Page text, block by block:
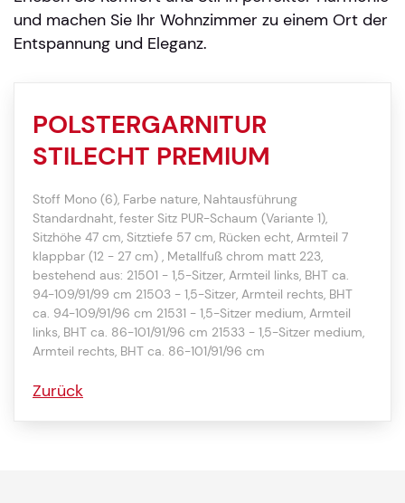
und machen Sie Ihr Wohnzimmer zu einem Ort der
Entspannung und Eleganz.
POLSTERGARNITUR
STILECHT PREMIUM
Stoff Mono (6), Farbe nature, Nahtausführung
Standardnaht, fester Sitz PUR-Schaum (Variante 1),
Sitzhöhe 47 cm, Sitztiefe 57 cm, Rücken echt, Armteil 7
klappbar (12 - 27 cm) , Metallfuß chrom matt 223,
bestehend aus: 21501 - 1,5-Sitzer, Armteil links, BHT ca.
94-109/91/99 cm 21503 - 1,5-Sitzer, Armteil rechts, BHT
ca. 94-109/91/96 cm 21531 - 1,5-Sitzer medium, Armteil
links, BHT ca. 86-101/91/96 cm 21533 - 1,5-Sitzer medium,
Armteil rechts, BHT ca. 86-101/91/96 cm
Zurück